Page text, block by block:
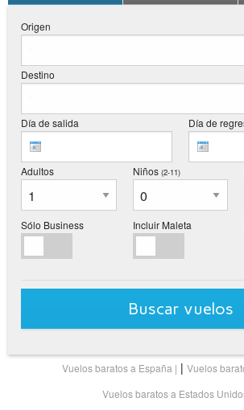
Origen
Destino
Día de salida Día de
Adultos Niños (2-11)
Sólo Business Incluir Maleta
Buscar vuelos
Vuelos baratos a España | Vuelos
Vuelos baratos a Estados